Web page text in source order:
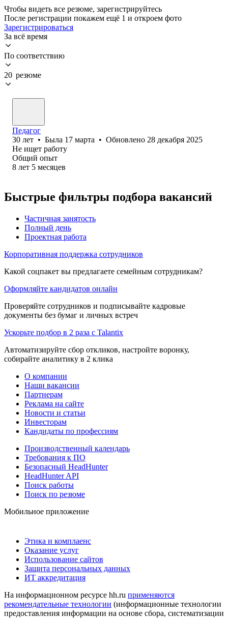
Чтобы видеть все резюме, зарегистрируйтесь
После регистрации покажем ещё 1 и откроем фото
Зарегистрироваться
За всё время
По соответствию
20 резюме
Педагог
30 лет • Была 17 марта • Обновлено 28 декабря 2025
Не ищет работу
Общий опыт
8 лет 5 месяцев
Быстрые фильтры подбора вакансий
Частичная занятость
Полный день
Проектная работа
Корпоративная поддержка сотрудников
Какой соцпакет вы предлагаете семейным сотрудникам?
Оформляйте кандидатов онлайн
Проверяйте сотрудников и подписывайте кадровые
документы без бумаг и личных встреч
Ускорьте подбор в 2 раза с Talantix
Автоматизируйте сбор откликов, настройте воронку,
собирайте аналитику в 2 клика
О компании
Наши вакансии
Партнерам
Реклама на сайте
Новости и статьи
Инвесторам
Кандидаты по профессиям
Производственный календарь
Требования к ПО
Безопасный HeadHunter
HeadHunter API
Поиск работы
Поиск по резюме
Мобильное приложение
Этика и комплаенс
Оказание услуг
Использование сайтов
Защита персональных данных
ИТ аккредитация
На информационном ресурсе hh.ru применяются
рекомендательные технологии (информационные технологии
предоставления информации на основе сбора, систематизации